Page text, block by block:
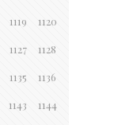
1119 1120
1127 1128
1135 1136
1143 1144